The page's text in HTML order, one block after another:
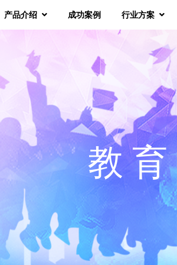
产品介绍 成功案例 行业方案
教育